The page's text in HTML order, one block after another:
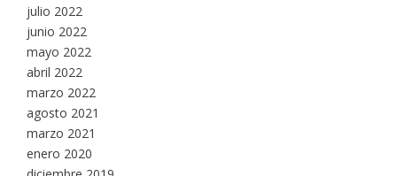
julio 2022
junio 2022
mayo 2022
abril 2022
marzo 2022
agosto 2021
marzo 2021
enero 2020